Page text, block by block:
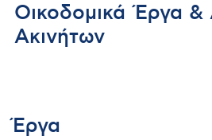
Οικοδομικά Έργα &
Ακινήτων
Έργα